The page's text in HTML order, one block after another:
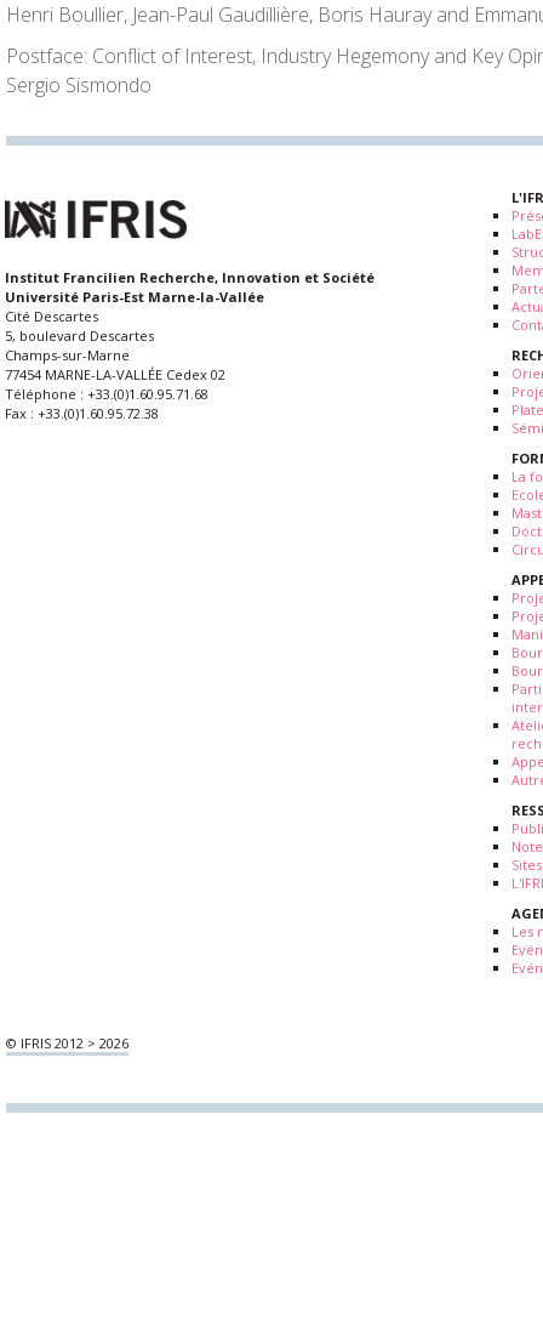
Henri Boullier, Jean-Paul Gaudillière, Boris Hauray and
Postface: Conflict of Interest, Industry Hegemony and Key
Sergio Sismondo
Institut Francilien Recherche, Innovation et Société
Université Paris-Est Marne-la-Vallée
Cité Descartes
5, boulevard Descartes
Champs-sur-Marne
77454 MARNE-LA-VALLÉE Cedex 02
Téléphone : +33.(0)1.60.95.71.68
Fax : +33.(0)1.60.95.72.38
La
Les
© IFRIS 2012 > 2026